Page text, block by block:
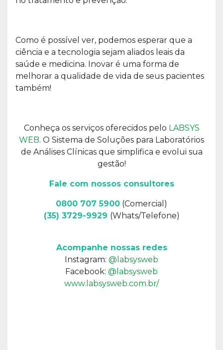
Como é possível ver, podemos esperar que a
ciência e a tecnologia sejam aliados leais da
saúde e medicina. Inovar é uma forma de
melhorar a qualidade de vida de seus pacientes
também!
Conheça os serviços oferecidos pelo LABSYS
WEB. O Sistema de Soluções para Laboratórios
de Análises Clínicas que simplifica e evolui sua
gestão!
Fale com nossos consultores
0800 707 5900 (Comercial)
(35) 3729-9929 (Whats/Telefone)
Acompanhe nossas redes
Instagram: @labsysweb
Facebook: @labsysweb
www.labsysweb.com.br/